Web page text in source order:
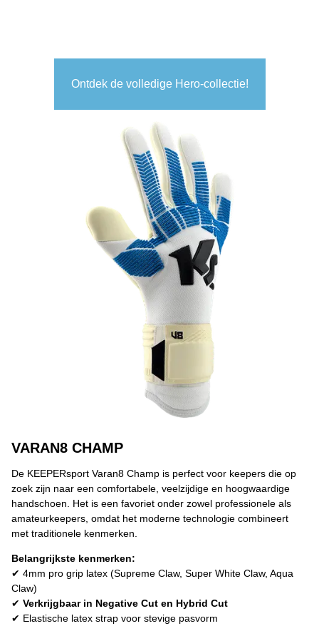
Ontdek de volledige Hero-collectie!
VARAN8 CHAMP
De KEEPERsport Varan8 Champ is perfect voor keepers die op
zoek zijn naar een comfortabele, veelzijdige en hoogwaardige
handschoen. Het is een favoriet onder zowel professionele als
amateurkeepers, omdat het moderne technologie combineert
met traditionele kenmerken.
Belangrijkste kenmerken:
✔ 4mm pro grip latex (Supreme Claw, Super White Claw, Aqua
Claw)
✔ Verkrijgbaar in Negative Cut en Hybrid Cut
✔ Elastische latex strap voor stevige pasvorm